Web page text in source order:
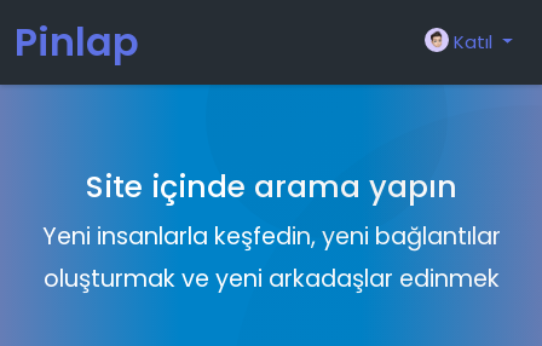
Pinlap Katıl
Site içinde arama yapın
Yeni insanlarla keşfedin, yeni bağlantılar
oluşturmak ve yeni arkadaşlar edinmek